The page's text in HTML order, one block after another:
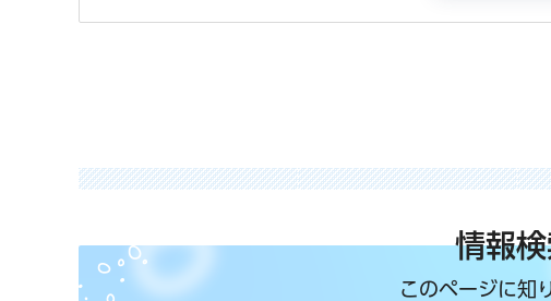
情報
このページに知